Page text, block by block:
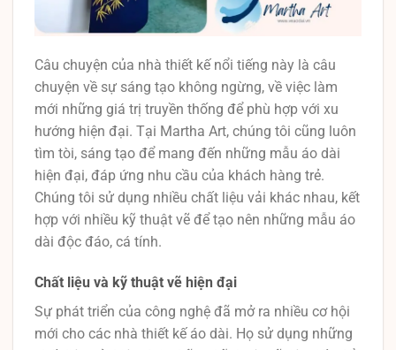
Câu chuyện của nhà thiết kế nổi tiếng này là câu
chuyện về sự sáng tạo không ngừng, về việc làm
mới những giá trị truyền thống để phù hợp với xu
hướng hiện đại. Tại Martha Art, chúng tôi cũng luôn
tìm tòi, sáng tạo để mang đến những mẫu áo dài
hiện đại, đáp ứng nhu cầu của khách hàng trẻ.
Chúng tôi sử dụng nhiều chất liệu vải khác nhau, kết
hợp với nhiều kỹ thuật vẽ để tạo nên những mẫu áo
dài độc đáo, cá tính.
Chất liệu và kỹ thuật vẽ hiện đại
Sự phát triển của công nghệ đã mở ra nhiều cơ hội
mới cho các nhà thiết kế áo dài. Họ sử dụng những